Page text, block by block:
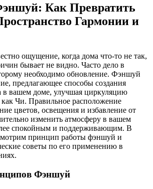
Как Превратить
Гармонии и
ощущение, когда дома что-то не так,
бывает не видно. Часто дело в
необходимо обновление. Фэншуй
предлагающее способы создания
в вашем доме, улучшая циркуляцию
как Чи. Правильное расположение
цветов, освещения и избавление от
изменить атмосферу в вашем
спокойным и поддерживающим. В
принцип работы фэншуй и
советы по его применению в
Фэншуй